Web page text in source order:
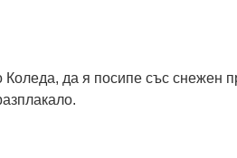
да я посипе със снежен